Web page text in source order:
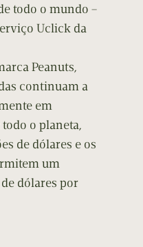
todo o mundo –
Uclick da
Peanuts,
continuam a
em
o planeta,
de dólares e os
um
dólares por